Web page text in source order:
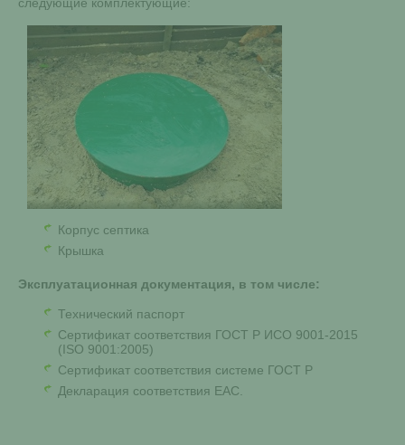
Корпус септика
Крышка
Эксплуатационная документация, в том числе:
Технический паспорт
Сертификат соответствия ГОСТ Р ИСО 9001-2015
(ISO 9001:2005)
Сертификат соответствия системе ГОСТ Р
Декларация соответствия ЕАС.